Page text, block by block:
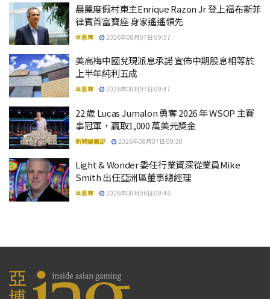
晨麗度假村東主Enrique Razon Jr 登上福布斯菲
律賓首富寶座 身家遙遙領先
本思齊 2026年08月07日 09:57
美高梅中國兌現派息承諾 宣佈中期股息相等於
上半年純利五成
本思齊 2026年08月07日 09:47
22 歲 Lucas Jumalon 勇奪 2026 年 WSOP 主賽
事冠軍，贏取1,000 萬美元獎金
新聞編輯部 2026年08月07日 09:30
Light & Wonder 委任行業資深從業員Mike
Smith 出任亞洲區董事總經理
本思齊 2026年08月06日 09:46